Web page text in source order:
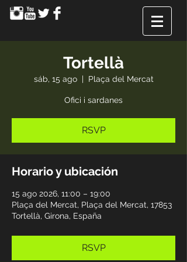
Tortellà
sáb, 15 ago
  |
Plaça del Mercat
Ofici i sardanes
RSVP
Horario y ubicación
15 ago 2026, 11:00 – 19:00
Plaça del Mercat, Plaça del Mercat, 17853
Tortellà, Girona, España
RSVP